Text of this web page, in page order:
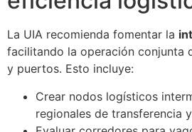
La UIA recomienda fomentar la
facilitando la operación conjunta
y puertos. Esto incluye:
Crear nodos logísticos
regionales de transferencia